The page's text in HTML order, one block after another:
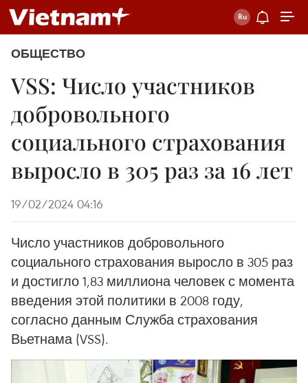
ОБЩЕСТВО
VSS: Число участников
добровольного
социального страхования
выросло в 305 раз за 16 лет
19/02/2024 04:16
Число участников добровольного
социального страхования выросло в 305 раз
и достигло 1,83 миллиона человек с момента
введения этой политики в 2008 году,
согласно данным Служба страхования
Вьетнама (VSS).